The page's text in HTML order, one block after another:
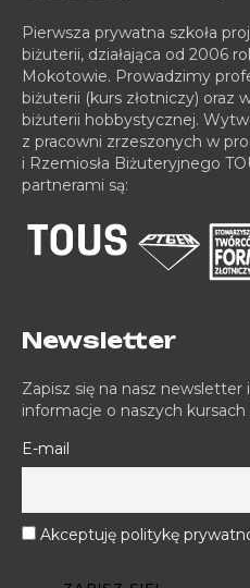
Pierwsza prywatna szkoła
biżuterii, działająca od 2006
Mokotowie. Prowadzimy
biżuterii (kurs złotniczy) oraz
biżuterii hobbystycznej.
z pracowni zrzeszonych w
i Rzemiosła Biżuteryjnego
partnerami są:
Newsletter
Zapisz się na nasz
informacje o naszych
E-mail
Akceptuję politykę